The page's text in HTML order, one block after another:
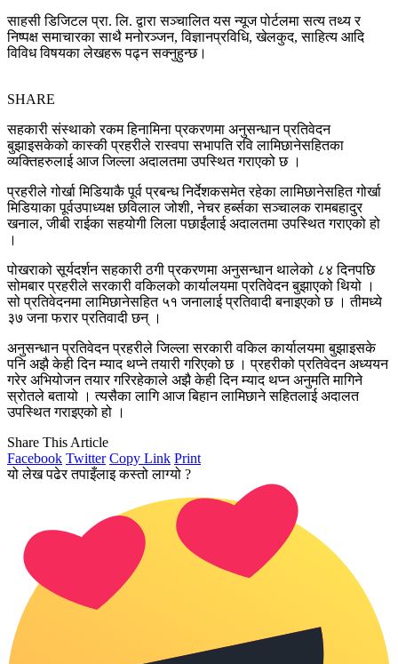
साहसी डिजिटल प्रा. लि. द्वारा सञ्चालित यस न्यूज पोर्टलमा सत्य तथ्य र
निष्पक्ष समाचारका साथै मनोरञ्जन, विज्ञानप्रविधि, खेलकुद, साहित्य आदि
विविध विषयका लेखहरू पढ्न सक्नुहुन्छ।
SHARE
सहकारी संस्थाको रकम हिनामिना प्रकरणमा अनुसन्धान प्रतिवेदन
बुझाइसकेको कास्की प्रहरीले रास्वपा सभापति रवि लामिछानेसहितका
व्यक्तिहरुलाई आज जिल्ला अदालतमा उपस्थित गराएको छ ।
प्रहरीले गोर्खा मिडियाकै पूर्व प्रबन्ध निर्देशकसमेत रहेका लामिछानेसहित गोर्खा
मिडियाका पूर्वउपाध्यक्ष छविलाल जोशी, नेचर हर्ब्सका सञ्चालक रामबहादुर
खनाल, जीबी राईका सहयोगी लिला पछाईंलाई अदालतमा उपस्थित गराएको हो
।
पोखराको सूर्यदर्शन सहकारी ठगी प्रकरणमा अनुसन्धान थालेको ८४ दिनपछि
सोमबार प्रहरीले सरकारी वकिलको कार्यालयमा प्रतिवेदन बुझाएको थियो ।
सो प्रतिवेदनमा लामिछानेसहित ५१ जनालाई प्रतिवादी बनाइएको छ । तीमध्ये
३७ जना फरार प्रतिवादी छन् ।
अनुसन्धान प्रतिवेदन प्रहरीले जिल्ला सरकारी वकिल कार्यालयमा बुझाइसके
पनि अझै केही दिन म्याद थप्ने तयारी गरिएको छ । प्रहरीको प्रतिवेदन अध्ययन
गरेर अभियोजन तयार गरिरहेकाले अझै केही दिन म्याद थप्न अनुमति मागिने
स्रोतले बतायो । त्यसैका लागि आज बिहान लामिछाने सहितलाई अदालत
उपस्थित गराइएको हो ।
Share This Article
Facebook Twitter Copy Link Print
यो लेख पढेर तपाइँलाइ कस्तो लाग्यो ?